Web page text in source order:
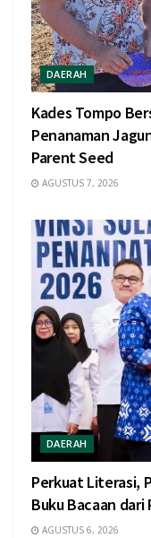
DAERAH
Kades Tompo
Penanaman
Parent Seed
AGUSTUS 7, 2026
DAERAH
Perkuat Literasi,
Buku Bacaan
AGUSTUS 6, 2026